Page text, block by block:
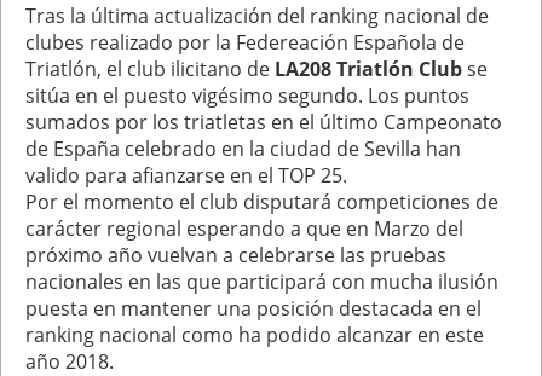
Tras la última actualización del ranking nacional de
clubes realizado por la Federeación Española de
Triatlón, el club ilicitano de LA208 Triatlón Clubse
sitúa en el puesto vigésimo segundo. Los puntos
sumados por los triatletas en el último Campeonato
de España celebrado en la ciudad de Sevilla han
valido para afianzarse en el TOP 25.
Por el momento el club disputará competiciones de
carácter regional esperando a que en Marzo del
próximo año vuelvan a celebrarse las pruebas
nacionales en las que participará con mucha ilusión
puesta en mantener una posición destacada en el
ranking nacional como ha podido alcanzar en este
año 2018.